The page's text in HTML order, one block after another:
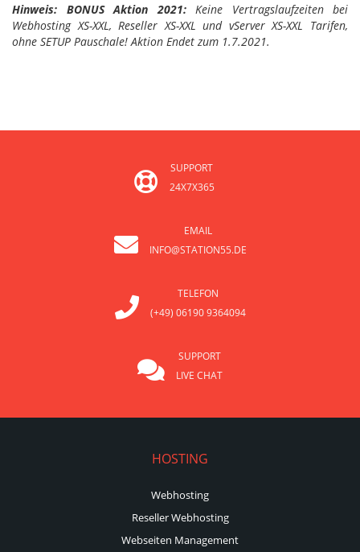
Hinweis: BONUS Aktion 2021:Keine Vertragslaufzeiten bei
Webhosting XS-XXL, Reseller XS-XXL und vServer XS-XXL Tarifen,
ohne SETUP Pauschale! Aktion Endet zum 1.7.2021.
SUPPORT
24X7X365
EMAIL
INFO@STATION55.DE
TELEFON
(+49) 06190 9364094
SUPPORT
LIVE CHAT
HOSTING
Webhosting
Reseller Webhosting
Webseiten Management